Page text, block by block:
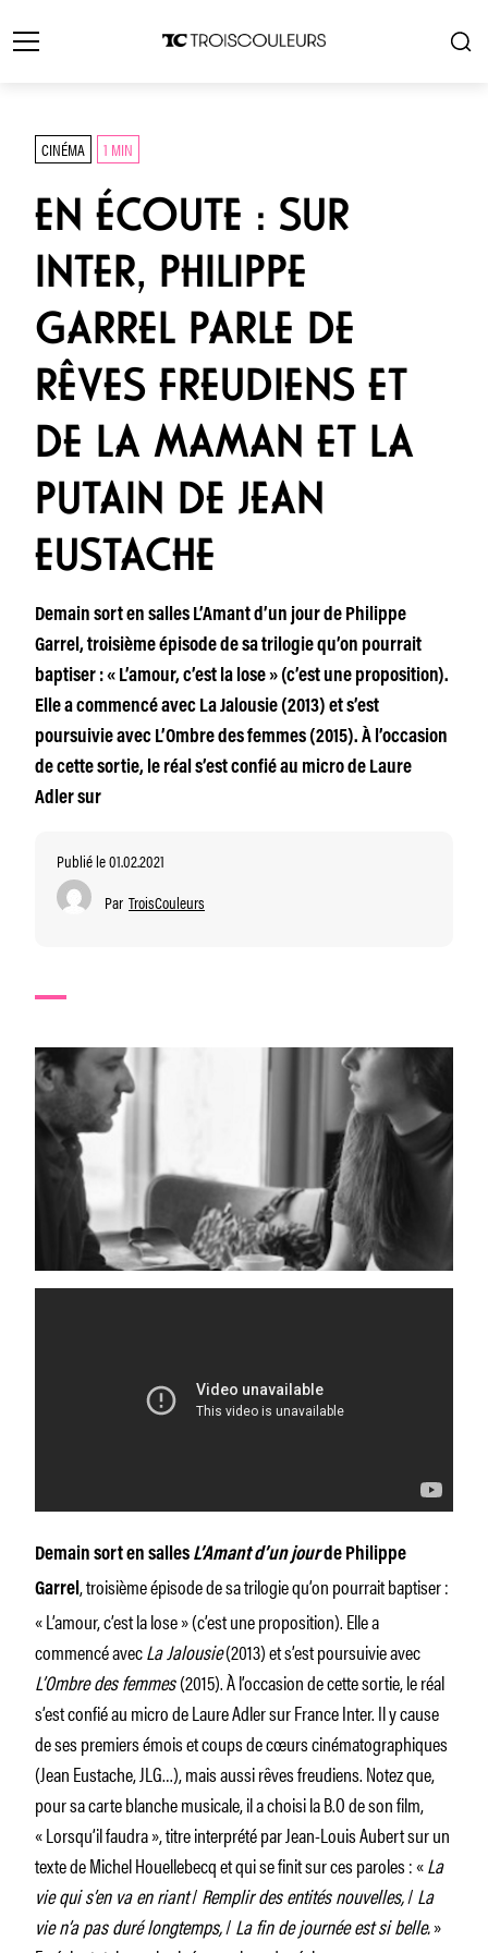
CINÉMA 1 MIN
EN ÉCOUTE : SUR
INTER, PHILIPPE
GARREL PARLE DE
RÊVES FREUDIENS ET
DE LA MAMAN ET LA
PUTAIN DE JEAN
EUSTACHE
Demain sort en salles L’Amant d’un jour de Philippe
Garrel, troisième épisode de sa trilogie qu’on pourrait
baptiser : « L’amour, c’est la lose » (c’est une proposition).
Elle a commencé avec La Jalousie (2013) et s’est
poursuivie avec L’Ombre des femmes (2015). À l’occasion
de cette sortie, le réal s’est confié au micro de Laure
Adler sur
Publié le 01.02.2021
Par TroisCouleurs
Demain sort en salles L’Amant d’un jourde Philippe
Garrel , troisième épisode de sa trilogie qu’on pourrait baptiser :
« L’amour, c’est la lose » (c’est une proposition). Elle a
commencé avecLa Jalousie(2013) et s’est poursuivie avec
L’Ombre des femmes(2015). À l’occasion de cette sortie, le réal
s’est confié au micro de Laure Adler sur France Inter. Il y cause
de ses premiers émois et coups de cœurs cinématographiques
(Jean Eustache, JLG…), mais aussi rêves freudiens. Notez que,
pour sa carte blanche musicale, il a choisi la B.O de son film,
« Lorsqu’il faudra », titre interprété par Jean-Louis Aubert sur un
texte de Michel Houellebecq et qui se finit sur ces paroles : «La
vie qui s’en va en riant/Remplir des entités nouvelles,/La
vie n’a pas duré longtemps,/La fin de journée est si belle.»